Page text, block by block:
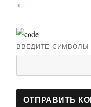
*
ВВЕДИТЕ